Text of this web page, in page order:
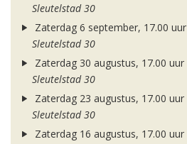
Sleutelstad 30
Zaterdag 6 september, 17.00 uur
Sleutelstad 30
Zaterdag 30 augustus, 17.00 uur
Sleutelstad 30
Zaterdag 23 augustus, 17.00 uur
Sleutelstad 30
Zaterdag 16 augustus, 17.00 uur